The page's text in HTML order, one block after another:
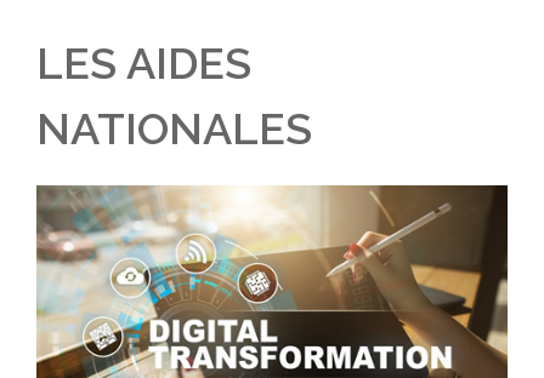
LES AIDES
NATIONALES